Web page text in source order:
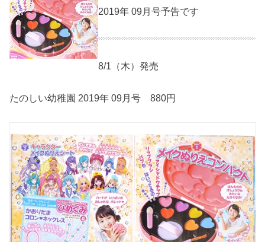
2019年 09月号予告です
8/1（木）発売
たのしい幼稚園 2019年 09月号 880円